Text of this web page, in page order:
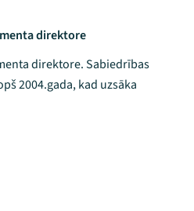
direktore
direktore. Sabiedrības
2004.gada, kad uzsāka